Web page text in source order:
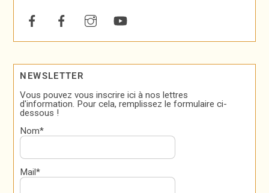
NEWSLETTER
Vous pouvez vous inscrire ici à nos lettres
d'information. Pour cela, remplissez le formulaire ci-
dessous !
Nom*
Mail*